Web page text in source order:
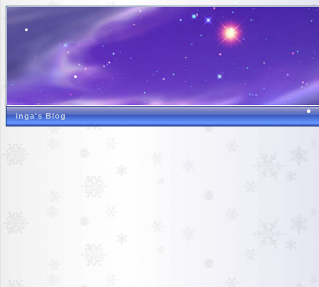
inga's Blog